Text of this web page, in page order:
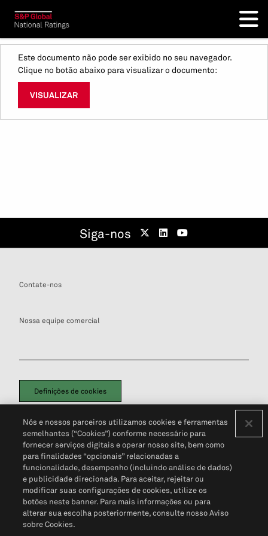
Este documento não pode ser exibido no seu navegador.
Clique no botão abaixo para visualizar o documento:
VISUALIZAR
Siga-nos
Contate-nos
Nossa equipe comercial
Definições de cookies
Política de PrivacidadePortal de privacidade do cliente (em inglês)
Não Venda Minhas Informações Pessoais© 2026 S&P Global
Nós e nossos parceiros utilizamos cookies e ferramentas
semelhantes (“Cookies”) conforme necessário para
fornecer serviços digitais e operar nosso site, bem como
para finalidades “opcionais” relacionadas a
funcionalidade, desempenho (incluindo análise de dados)
e publicidade direcionada. Para aceitar, rejeitar ou
modificar suas configurações de cookies, utilize os
botões neste banner. Para mais informações ou para
alterar sua escolha posteriormente, consulte nosso Aviso
sobre Cookies.